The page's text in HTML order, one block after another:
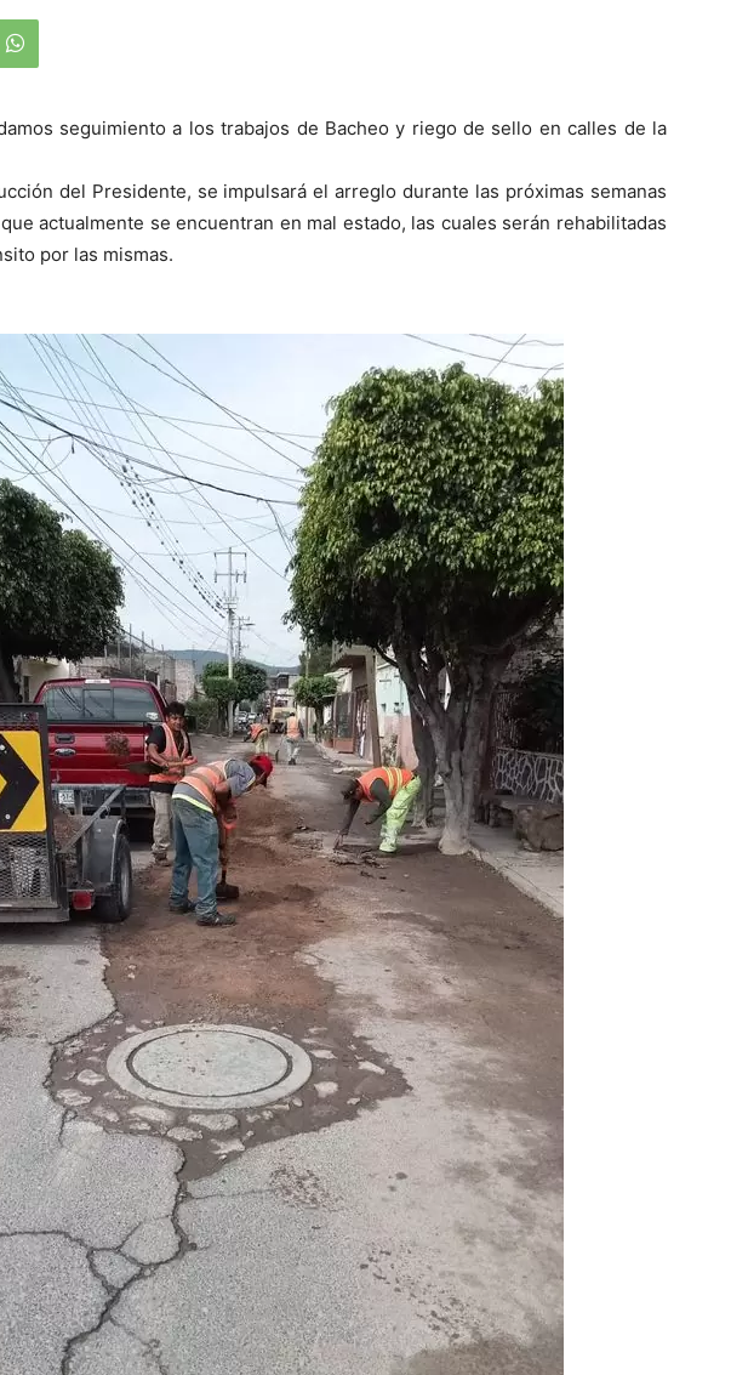
seguimiento a los trabajos de Bacheo y riego de sello en calles de la
del Presidente, se impulsará el arreglo durante las próximas semanas
actualmente se encuentran en mal estado, las cuales serán rehabilitadas
por las mismas.